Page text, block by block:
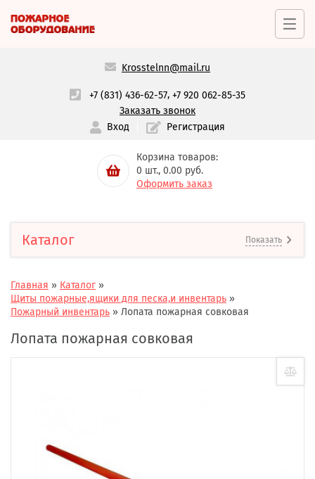
Krosstelnn@mail.ru
+7 (831) 436-62-57,+7 920 062-85-35
Заказать звонок
Вход
Регистрация
Корзина товаров:
0 шт., 0.00 руб.
Оформить заказ
Каталог Показать
Главная » Каталог »
Щиты пожарные,ящики для песка,и инвентарь »
Пожарный инвентарь » Лопата пожарная совковая
Лопата пожарная совковая